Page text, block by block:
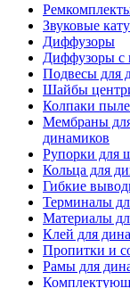
Звуковые
Диффузоры
Диффузоры с
Подвесы для
Шайбы
Колпаки
Мембраны
динамиков
Рупорки для
Кольца для
Гибкие
Терминалы
Материалы
Клей для
Пропитки и
Рамы для